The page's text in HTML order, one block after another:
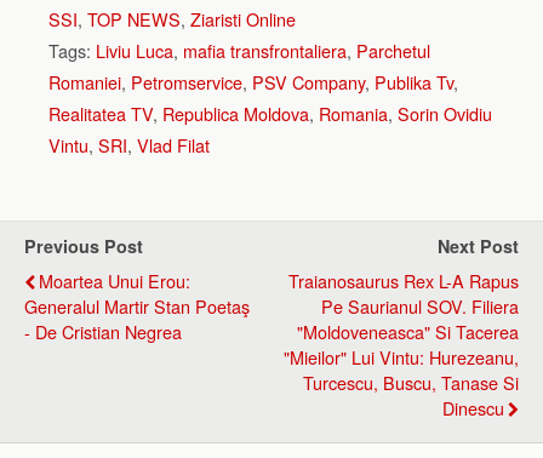
SSI, TOP NEWS, Ziaristi Online
Tags: Liviu Luca, mafia transfrontaliera, Parchetul
Romaniei, Petromservice, PSV Company, Publika Tv,
Realitatea TV, Republica Moldova, Romania, Sorin Ovidiu
Vintu, SRI, Vlad Filat
Previous Post
Moartea Unui Erou:
Generalul Martir Stan Poetaş
- De Cristian Negrea
Next Post
Traianosaurus Rex L-A Rapus
Pe Saurianul SOV. Filiera
"moldoveneasca" Si Tacerea
"mieilor" Lui Vintu: Hurezeanu,
Turcescu, Buscu, Tanase Si
Dinescu